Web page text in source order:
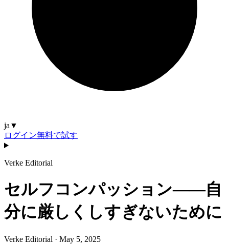
ja ▼
ログイン無料で試す
Verke Editorial
セルフコンパッション——自
分に厳しくしすぎないために
Verke Editorial · May 5, 2025